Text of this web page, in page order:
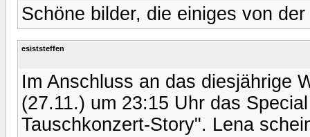
Schöne bilder, die einiges von
esiststeffen
Im Anschluss an das diesjährige
(27.11.) um 23:15 Uhr das
Tauschkonzert-Story". Lena